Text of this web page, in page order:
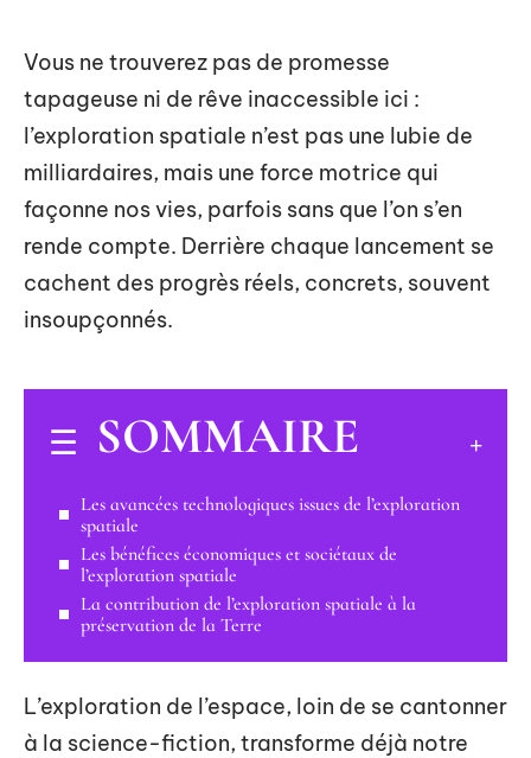
Vous ne trouverez pas de promesse
tapageuse ni de rêve inaccessible ici :
l’exploration spatiale n’est pas une lubie de
milliardaires, mais une force motrice qui
façonne nos vies, parfois sans que l’on s’en
rende compte. Derrière chaque lancement se
cachent des progrès réels, concrets, souvent
insoupçonnés.
SOMMAIRE
Les avancées technologiques issues de l’exploration
spatiale
Les bénéfices économiques et sociétaux de
l’exploration spatiale
La contribution de l’exploration spatiale à la
préservation de la Terre
L’exploration de l’espace, loin de se cantonner
à la science-fiction, transforme déjà notre